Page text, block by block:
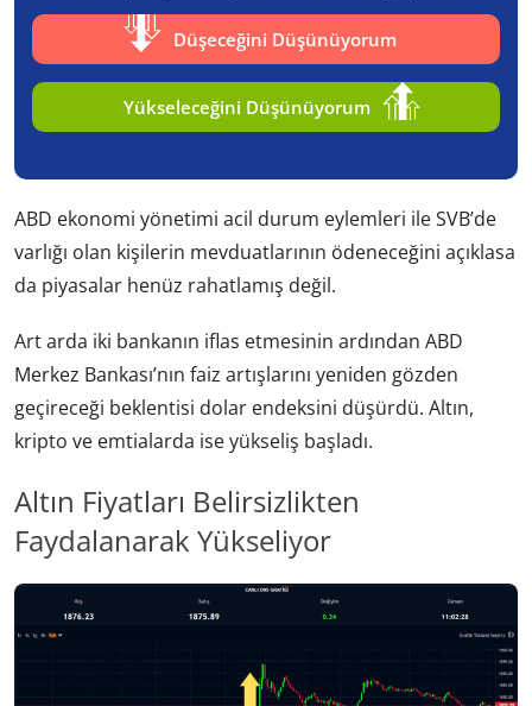
Düşeceğini Düşünüyorum
Yükseleceğini Düşünüyorum
ABD ekonomi yönetimi acil durum eylemleri ile SVB’de
varlığı olan kişilerin mevduatlarının ödeneceğini açıklasa
da piyasalar henüz rahatlamış değil.
Art arda iki bankanın iflas etmesinin ardından ABD
Merkez Bankası’nın faiz artışlarını yeniden gözden
geçireceği beklentisi dolar endeksini düşürdü. Altın,
kripto ve emtialarda ise yükseliş başladı.
Altın Fiyatları Belirsizlikten
Faydalanarak Yükseliyor